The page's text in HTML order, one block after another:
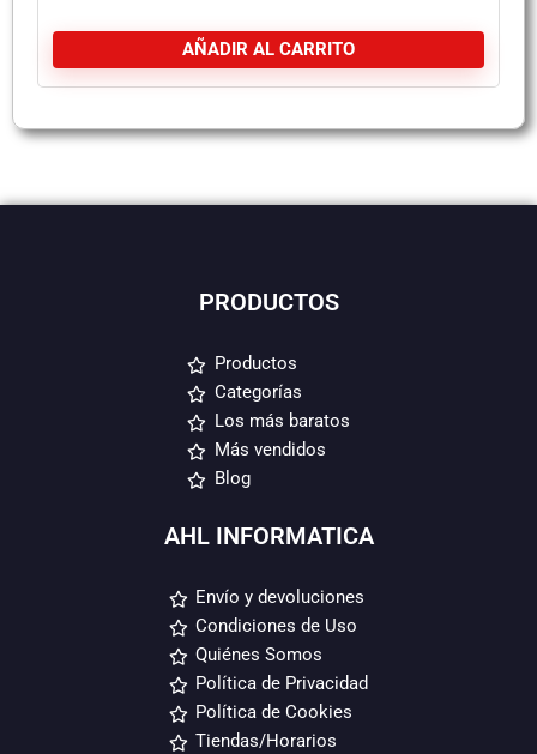
AÑADIR AL CARRITO
PRODUCTOS
Productos
Categorías
Los más baratos
Más vendidos
Blog
AHL INFORMATICA
Envío y devoluciones
Condiciones de Uso
Quiénes Somos
Política de Privacidad
Política de Cookies
Tiendas/Horarios